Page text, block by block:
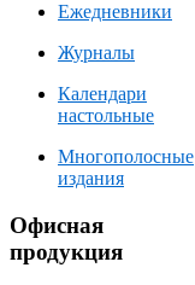
Ежедневники
Журналы
Календари
настольные
Многополосные
издания
Офисная
продукция